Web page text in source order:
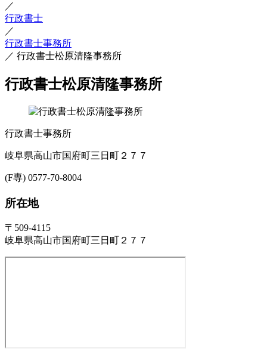
／
行政書士
／
行政書士事務所
／ 行政書士松原清隆事務所
行政書士松原清隆事務所
行政書士事務所
岐阜県高山市国府町三日町２７７
(F専) 0577-70-8004
所在地
〒509-4115
岐阜県高山市国府町三日町２７７